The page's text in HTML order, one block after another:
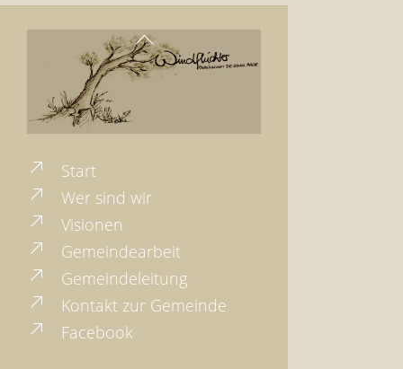
Back
To
Start
Wer sind wir
Visionen
Gemeindearbeit
Gemeindeleitung
Kontakt zur Gemeinde
Facebook